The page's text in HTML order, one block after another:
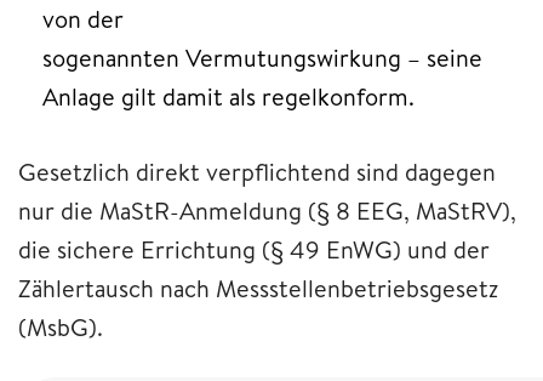
von der
sogenannten Vermutungswirkung – seine
Anlage gilt damit als regelkonform.
Gesetzlich direkt verpflichtend sind dagegen
nur die MaStR-Anmeldung (§ 8 EEG, MaStRV),
die sichere Errichtung (§ 49 EnWG) und der
Zählertausch nach Messstellenbetriebsgesetz
(MsbG).